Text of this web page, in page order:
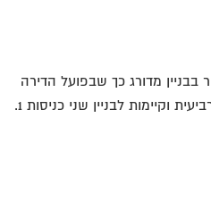
מדורג כך שבפועל הדירה